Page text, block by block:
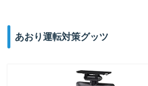
あおり運転対策グッツ